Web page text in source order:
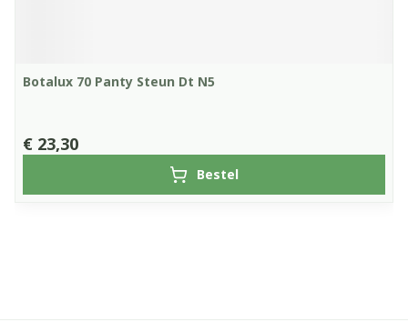
Botalux 70 Panty Steun Dt N5
€ 23,30
Bestel